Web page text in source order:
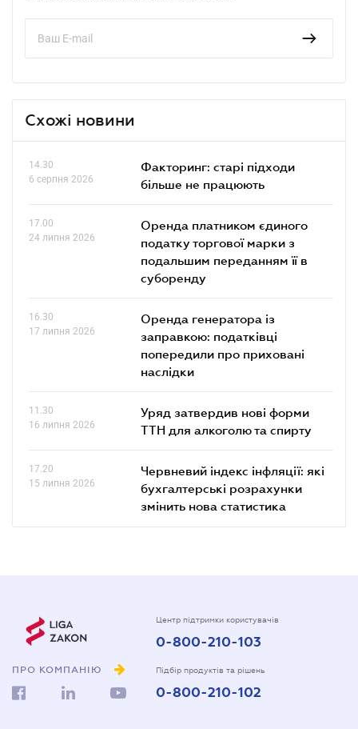
Схожі новини
14.30
6 серпня 2026
Факторинг: старі підходи
більше не працюють
17.00
24 липня 2026
Оренда платником єдиного
податку торгової марки з
подальшим переданням її в
суборенду
16.30
17 липня 2026
Оренда генератора із
заправкою: податківці
попередили про приховані
наслідки
11.30
16 липня 2026
Уряд затвердив нові форми
ТТН для алкоголю та спирту
17.20
15 липня 2026
Червневий індекс інфляції: які
бухгалтерські розрахунки
змінить нова статистика
ПРО КОМПАНІЮ
Центр підтримки користувачів
0-800-210-103
Підбір продуктів та рішень
0-800-210-102